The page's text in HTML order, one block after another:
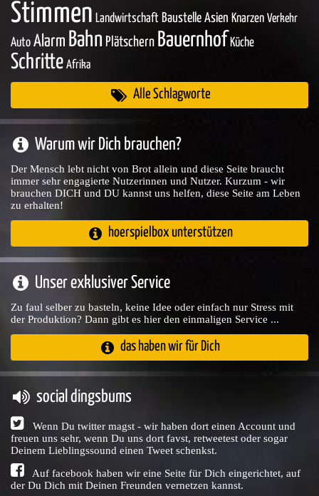
Stimmen Landwirtschaft Baustelle Asien Knarzen Verkehr
Auto Alarm Bahn Plätschern Bauernhof Küche
Schritte Afrika
Alle Schlagworte
Warum wir Dich brauchen?
Der Mensch lebt nicht von Brot allein und diese Seite braucht
immer sehr engagierte Nutzerinnen und Nutzer. Kurzum - wir
brauchen DICH und DU kannst uns helfen, diese Seite am Leben
zu erhalten!
hoerspielbox unterstützen
Unser exklusiver Service
Zu faul selber zu basteln, keine Idee oder einfach nur Stress mit
der Produktion? Dann gibt es hier den einmaligen Service ...
das haben wir für Dich
social dingsbums
Wenn Du twitter magst - wir haben dort einen Account und
freuen uns sehr, wenn Du uns dort favst, retweetest oder sogar
Deinem Lieblingssound einen Tweet schenkst.
Auf facebook haben wir eine Seite für Dich eingerichtet, auf
der Du Dich mit Deinen Freunden vernetzen kannst.